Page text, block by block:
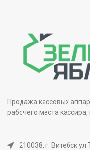
Продажа кассовых
рабочего места
210038, г. Витебск